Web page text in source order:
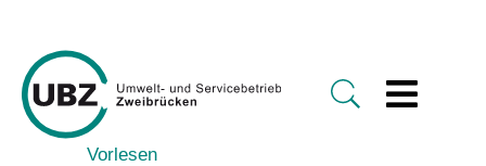
Vorlesen